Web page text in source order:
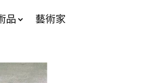
品 藝術家